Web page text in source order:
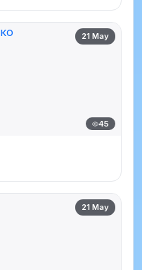
21 May
45
21 May